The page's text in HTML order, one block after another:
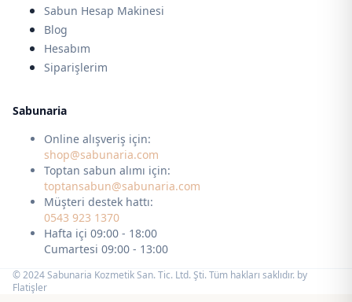
Sabun Hesap Makinesi
Blog
Hesabım
Siparişlerim
Sabunaria
Online alışveriş için:
shop@sabunaria.com
Toptan sabun alımı için:
toptansabun@sabunaria.com
Müşteri destek hattı:
0543 923 1370
Hafta içi 09:00 - 18:00
Cumartesi 09:00 - 13:00
© 2024 Sabunaria Kozmetik San. Tic. Ltd. Şti. Tüm hakları saklıdır. by
Flatişler